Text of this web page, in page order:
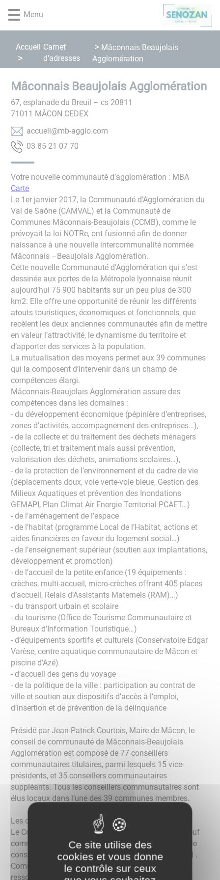
d'accès
rapide
menu
d'accès
rapide
contenu
principal
d'accès
rapide
recherche
d'accès
rapide
Menu
Accueil Carnet
d'adresses
Mâconnais Beaujolais
Agglomération
Mâconnais Beaujolais Agglomération
67, esplanade du Breuil – cs 20811
71011 MÂCON CEDEX
moc.olgga-bm@lieucca
07 70 12 58 30
Votre nouvelle communauté d’agglomération : MBA
Carte
Le 1er janvier 2017, la Communauté d’Agglomération du
Val de Saône (CAMVAL) et la Communauté de
Communes Mâconnais-Beaujolais (CCMB), comme le
prévoyait la loi NOTRe, ont fusionné afin de donner
naissance à une nouvelle intercommunalité nommée
Mâconnais –Beaujolais Agglomération.
Cette nouvelle Communauté d’Agglomération qui s’est
dessinée aux portes de la Métropole lyonnaise réunit
aujourd’hui 75 900 habitants sur un peu plus de 300
km2. Elle offre une opportunité de réunir les différents
atouts touristiques, économiques et fonctionnels, que
recèlent les deux anciennes communautés afin de mettre
en valeur l’attractivité, le dynamisme du territoire et
d’apporter des services à la population.
La mutualisation des moyens permet aux 39 communes
qui la composent d’intervenir dans un champ de
compétences élargi.
Mâconnais-Beaujolais Agglomération assure des
compétences dans les domaines :
- du développement économique (pépinière d’entreprises,
zones d’activités, accompagnement des entreprises…),
- de la collecte et du traitement des déchets ménagers
(collecte, tri et traitement mais aussi prévention,
valorisation des déchets, animations scolaires…),
- de la protection de l’environnement et du cadre de vie
(déplacements doux, voie verte-voie bleue, Gestion des
Milieux Aquatiques et prévention des Inondations
GEMAPI, Plan Climat Air Energie Territorial PCAET…)
- de l’aménagement de l’espace
- de l’habitat (programme Local de l’Habitat, actions et
aides financières en faveur du logement social…)
- de l’enseignement supérieur (soutien aux implantations,
développement et promotion)
- de l’accueil de la petite enfance (19 équipements :
crèches, multi-accueil, micro-crèches offrant 405 places
d’accueil, Relais d’Assistants Maternels (RAM)…)
- du transport urbain et scolaire
- du tourisme (Office de Tourisme Communautaire et
Bureaux d’Information Touristique…)
- d’équipements sportifs et culturels (Conservatoire Edgar
Varèse, centre aquatique communautaire de Mâcon et
piscine d’Azé)
- d’accueil des gens du voyage
- de la politique de la ville : participation au contrat de
ville et soutien aux dispositifs d’accès à l’emploi,
d’insertion et de prévention de la délinquance
Présidé par Jean-Patrick Courtois, Maire de Mâcon, le
conseil de communauté de Mâconnais-Beaujolais
Agglomération est composé de 77 conseillers
communautaires titulaires, parmi lesquels 15 vice-
présidents, et 35 conseillers communautaires
suppléants. Tous les conseillers communautaires sont
élus locaux dans l’une des 39 communes membres.
Les commissions de MBA
Le Conseil Communautaire a décidé de constituer neuf
commissions thématiques permanentes ayant un rôle
consultatif et qui se réunissent avant chaque Conseil .
Commission n°1 : Finances, commande publique et
ressources humaines
Ce site utilise des
cookies et vous donne
le contrôle sur ceux